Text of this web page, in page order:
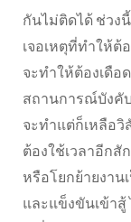
กันไม่ติดได้ ช่วง
เจอเหตุที่ทำให้
จะทำให้ต้องเดื
สถานการณ์บังคั
จะทำแต่ก็เหลือ
ต้องใช้เวลาอีกสั
หรือโยกย้ายงาน
และแข็งขันเข้าสู้